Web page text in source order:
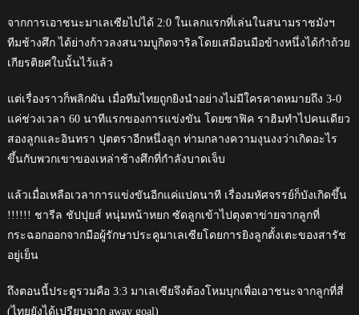
จากการเอาชนะมาเลเซียไปได้ 2:0 ในเลกแรกที่เล่นในสนามราชมังฯ
ทีมช้างศึก ได้ย่างก้าวลงสนามบูกิตจาริลโดยเสมือนมือข้างหนึ่งได้กำถ้วย
เกียรติยศใบนั้นไว้แล้ว
แต่เรื่องราวก็พลิกผัน เมื่อทีมไทยถูกยิงนำอย่างไม่มีใครคาดหมายถึง 3-0
แค่ช่วงเวลา 60 นาทีแรกของการแข่งขัน โดยซาฟิค ราฮิมทำไปคนเดียว
สองลูกและอินทรา ปุตตราอีกหนึ่งลูก ท่ามกลางความงุนงงว่าเกิดอะไร
ขึ้นกับพวกเขาของเหล่าช้างศึกที่กำลังบาดเจ็บ
แล้วเมื่อเหลือเวลาการแข่งขันอีกแค่แปดนาที เรื่องมหัศจรรย์ก็บังเกิดขึ้น
!!!!!! ชารีล ชัปปุยส์ หนุ่มหน้าหยก ซัดลูกเข้าไปตุงตาข่ายจากลูกที่
กระฉอกออกจากมือผู้รักษาประคูมาเลเซียโดยการยิงลูกตั้งเตะของสารัช
อยู่เย็น
ถึงตอนนี้ประตูรวมคือ 3:3 มาเลเซียจึงต้องโหมบุกเพื่อเอาชนะจากลูกที่สี่
(ไทยยังได้เปรียบจาก away goal)